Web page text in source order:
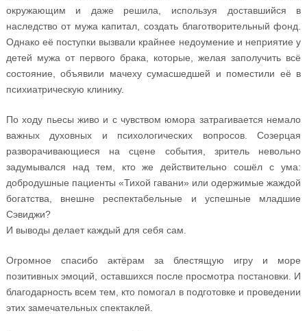
окружающим и даже решила, используя доставшийся в
наследство от мужа капитал, создать благотворительный фонд.
Однако её поступки вызвали крайнее недоумение и неприятие у
детей мужа от первого брака, которые, желая заполучить всё
состояние, объявили мачеху сумасшедшей и поместили её в
психиатрическую клинику.
По ходу пьесы живо и с чувством юмора затрагивается немало
важных духовных и психологических вопросов. Созерцая
разворачивающиеся на сцене события, зритель невольно
задумывался над тем, кто же действительно сошёл с ума:
добродушные пациенты «Тихой гавани» или одержимые жаждой
богатства, внешне респектабельные и успешные младшие
Сэвиджи?
И выводы делает каждый для себя сам.
Огромное спасибо актёрам за блестящую игру и море
позитивных эмоций, оставшихся после просмотра постановки. И
благодарность всем тем, кто помогал в подготовке и проведении
этих замечательных спектаклей.